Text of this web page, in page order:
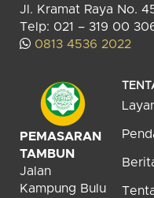
Jl. Kramat Raya No.
Telp: 021 – 319 00
0813 4536 2022
PEMASARAN
TAMBUN
Jalan
Kampung Bulu